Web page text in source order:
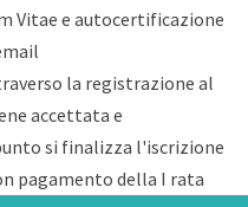
Vitae e autocertificazione
la registrazione al
accettata e
si finalizza l'iscrizione
pagamento della I rata